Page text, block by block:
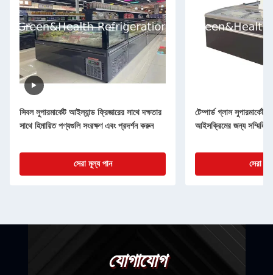
সিবল সুপারমার্কেট আইল্যান্ড ফ্রিজারের সাথে দক্ষতার
সাথে হিমায়িত পণ্যগুলি সংরক্ষণ এবং প্রদর্শন করুন
সেরা মূল্য পান
টেম্পার্ড গ্লাস সুপারমার্কেট
আইসক্রিমের জন্য
সেরা
যোগাযোগ